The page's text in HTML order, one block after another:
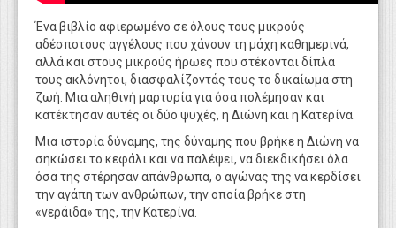
Ένα βιβλίο αφιερωμένο σε όλους τους μικρούς
αδέσποτους αγγέλους που χάνουν τη μάχη καθημερινά,
αλλά και στους μικρούς ήρωες που στέκονται δίπλα
τους ακλόνητοι, διασφαλίζοντάς τους το δικαίωμα στη
ζωή. Μια αληθινή μαρτυρία για όσα πολέμησαν και
κατέκτησαν αυτές οι δύο ψυχές, η Διώνη και η Κατερίνα.
Μια ιστορία δύναμης, της δύναμης που βρήκε η Διώνη να
σηκώσει το κεφάλι και να παλέψει, να διεκδικήσει όλα
όσα της στέρησαν απάνθρωπα, ο αγώνας της να κερδίσει
την αγάπη των ανθρώπων, την οποία βρήκε στη
«νεράιδα» της, την Κατερίνα.